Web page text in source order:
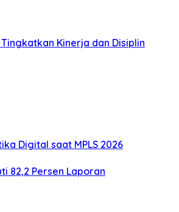
Tingkatkan Kinerja dan Disiplin
Digital saat MPLS 2026
82,2 Persen Laporan